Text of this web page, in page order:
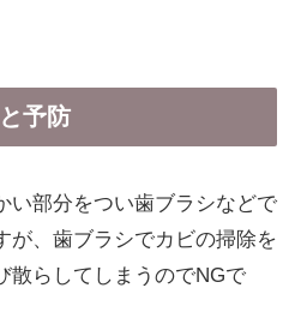
予防
い部分をつい歯ブラシなどで
が、歯ブラシでカビの掃除を
散らしてしまうのでNGで